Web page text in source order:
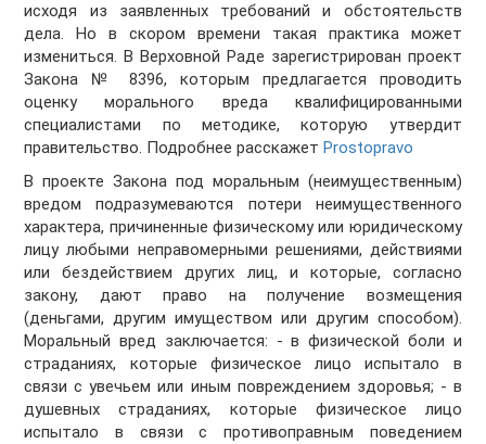
исходя из заявленных требований и обстоятельств
дела. Но в скором времени такая практика может
измениться. В Верховной Раде зарегистрирован проект
Закона № 8396, которым предлагается проводить
оценку морального вреда квалифицированными
специалистами по методике, которую утвердит
правительство. Подробнее расскажетProstopravo
В проекте Закона под моральным (неимущественным)
вредом подразумеваются потери неимущественного
характера, причиненные физическому или юридическому
лицу любыми неправомерными решениями, действиями
или бездействием других лиц, и которые, согласно
закону, дают право на получение возмещения
(деньгами, другим имуществом или другим способом).
Моральный вред заключается: - в физической боли и
страданиях, которые физическое лицо испытало в
связи с увечьем или иным повреждением здоровья; - в
душевных страданиях, которые физическое лицо
испытало в связи с противоправным поведением